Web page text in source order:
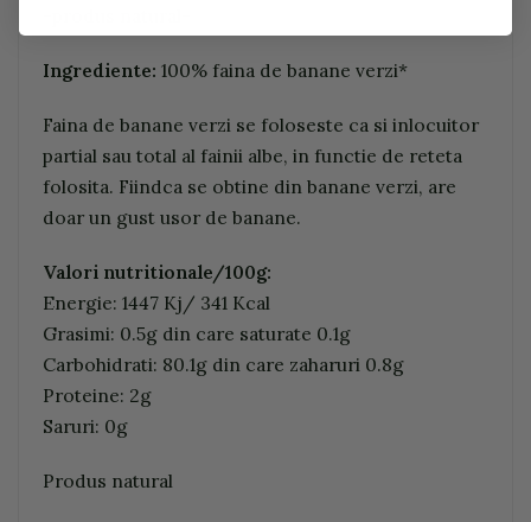
Ingrediente: 100% faina de banane verzi*
Faina de banane verzi se foloseste ca si inlocuitor
partial sau total al fainii albe, in functie de reteta
folosita. Fiindca se obtine din banane verzi, are
doar un gust usor de banane.
Valori nutritionale/100g:
Energie: 1447 Kj/ 341 Kcal
Grasimi: 0.5g din care saturate 0.1g
Carbohidrati: 80.1g din care zaharuri 0.8g
Proteine: 2g
Saruri: 0g
Produs natural